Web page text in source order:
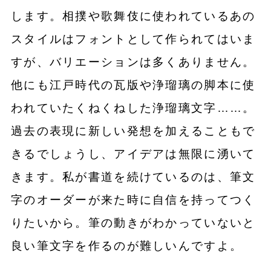
します。相撲や歌舞伎に使われているあの
スタイルはフォントとして作られてはいま
すが、バリエーションは多くありません。
他にも江戸時代の瓦版や浄瑠璃の脚本に使
われていたくねくねした浄瑠璃文字……。
過去の表現に新しい発想を加えることもで
きるでしょうし、アイデアは無限に湧いて
きます。私が書道を続けているのは、筆文
字のオーダーが来た時に自信を持ってつく
りたいから。筆の動きがわかっていないと
良い筆文字を作るのが難しいんですよ。